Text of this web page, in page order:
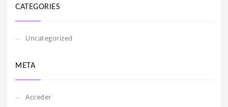
CATEGORIES
Uncategorized
META
Acceder